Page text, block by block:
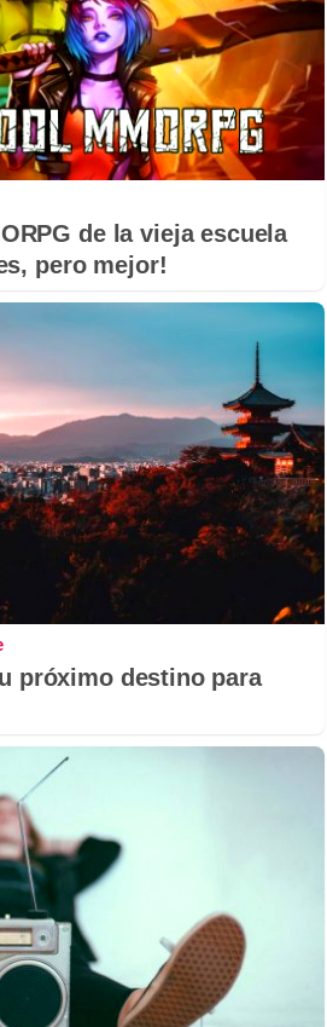
de la vieja escuela
pero mejor!
próximo destino para